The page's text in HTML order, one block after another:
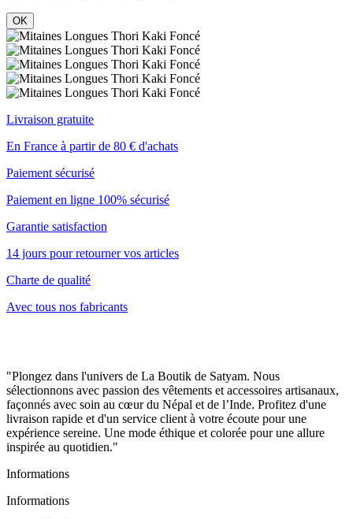
OK
Livraison gratuite
En France à partir de 80 € d'achats
Paiement sécurisé
Paiement en ligne 100% sécurisé
Garantie satisfaction
14 jours pour retourner vos articles
Charte de qualité
Avec tous nos fabricants
"Plongez dans l'univers de La Boutik de Satyam. Nous
sélectionnons avec passion des vêtements et accessoires artisanaux,
façonnés avec soin au cœur du Népal et de l’Inde. Profitez d'une
livraison rapide et d'un service client à votre écoute pour une
expérience sereine. Une mode éthique et colorée pour une allure
inspirée au quotidien."
Informations
Informations